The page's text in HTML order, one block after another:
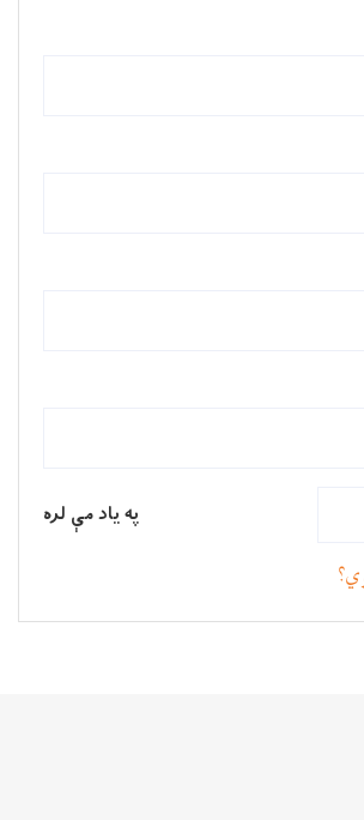
په یاد مې لره